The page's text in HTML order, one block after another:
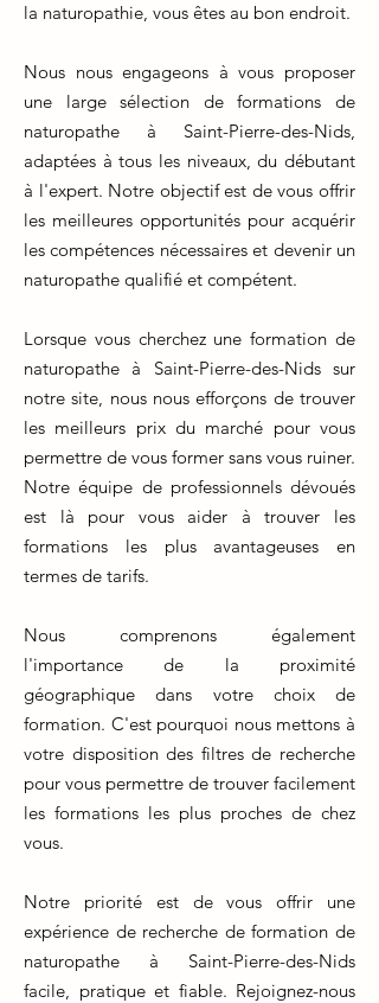
la naturopathie, vous êtes au bon endroit.
Nous nous engageons à vous proposer
une large sélection de formations de
naturopathe à Saint-Pierre-des-Nids,
adaptées à tous les niveaux, du débutant
à l'expert. Notre objectif est de vous offrir
les meilleures opportunités pour acquérir
les compétences nécessaires et devenir un
naturopathe qualifié et compétent.
Lorsque vous cherchez une formation de
naturopathe à Saint-Pierre-des-Nids sur
notre site, nous nous efforçons de trouver
les meilleurs prix du marché pour vous
permettre de vous former sans vous ruiner.
Notre équipe de professionnels dévoués
est là pour vous aider à trouver les
formations les plus avantageuses en
termes de tarifs.
Nous comprenons également
l'importance de la proximité
géographique dans votre choix de
formation. C'est pourquoi nous mettons à
votre disposition des filtres de recherche
pour vous permettre de trouver facilement
les formations les plus proches de chez
vous.
Notre priorité est de vous offrir une
expérience de recherche de formation de
naturopathe à Saint-Pierre-des-Nids
facile, pratique et fiable. Rejoignez-nous